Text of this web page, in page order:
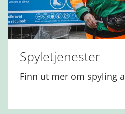
Spyletjenester
Finn ut mer om spyling